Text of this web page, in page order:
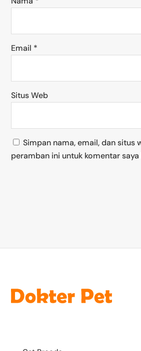
Email *
Situs Web
Simpan nama, email, dan situs
peramban ini untuk komentar